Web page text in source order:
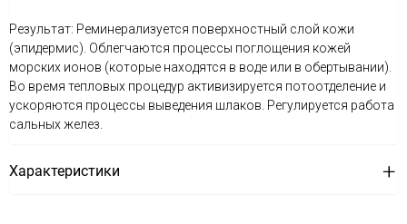
Результат: Реминерализуется поверхностный слой кожи
(эпидермис). Облегчаются процессы поглощения кожей
морских ионов (которые находятся в воде или в обертывании).
Во время тепловых процедур активизируется потоотделение и
ускоряются процессы выведения шлаков. Регулируется работа
сальных желез.
Характеристики